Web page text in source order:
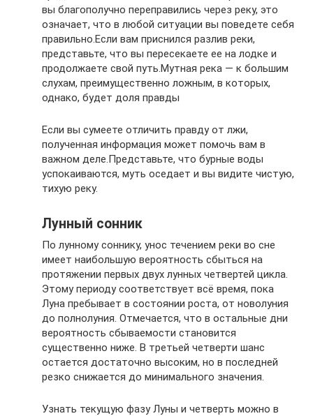
вы благополучно переправились через реку, это
означает, что в любой ситуации вы поведете себя
правильно.Если вам приснился разлив реки,
представьте, что вы пересекаете ее на лодке и
продолжаете свой путь.Мутная река — к большим
слухам, преимущественно ложным, в которых,
однако, будет доля правды
Если вы сумеете отличить правду от лжи,
полученная информация может помочь вам в
важном деле.Представьте, что бурные воды
успокаиваются, муть оседает и вы видите чистую,
тихую реку.
Лунный сонник
По лунному соннику, унос течением реки во сне
имеет наибольшую вероятность сбыться на
протяжении первых двух лунных четвертей цикла.
Этому периоду соответствует всё время, пока
Луна пребывает в состоянии роста, от новолуния
до полнолуния. Отмечается, что в остальные дни
вероятность сбываемости становится
существенно ниже. В третьей четверти шанс
остается достаточно высоким, но в последней
резко снижается до минимального значения.
Узнать текущую фазу Луны и четверть можно в